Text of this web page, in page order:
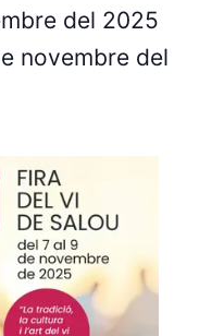
del 2025
novembre del